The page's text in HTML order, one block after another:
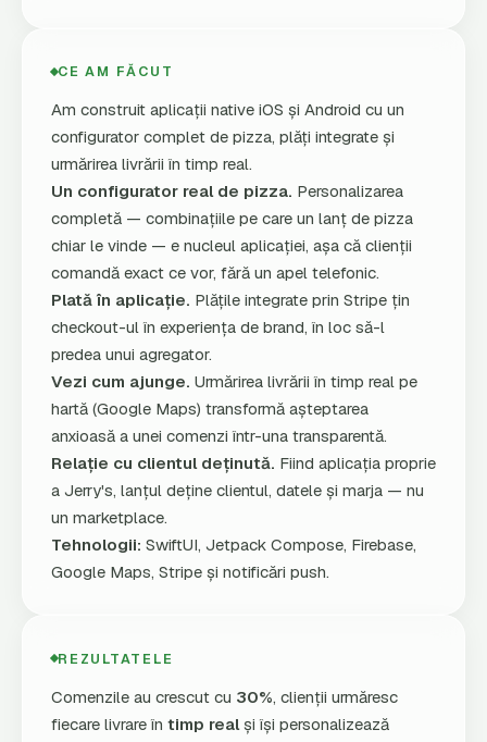
CE AM FĂCUT
Am construit aplicații native iOS și Android cu un
configurator complet de pizza, plăți integrate și
urmărirea livrării în timp real.
Un configurator real de pizza. Personalizarea
completă — combinațiile pe care un lanț de pizza
chiar le vinde — e nucleul aplicației, așa că clienții
comandă exact ce vor, fără un apel telefonic.
Plată în aplicație. Plățile integrate prin Stripe țin
checkout-ul în experiența de brand, în loc să-l
predea unui agregator.
Vezi cum ajunge. Urmărirea livrării în timp real pe
hartă (Google Maps) transformă așteptarea
anxioasă a unei comenzi într-una transparentă.
Relație cu clientul deținută. Fiind aplicația proprie
a Jerry's, lanțul deține clientul, datele și marja — nu
un marketplace.
Tehnologii: SwiftUI, Jetpack Compose, Firebase,
Google Maps, Stripe și notificări push.
REZULTATELE
Comenzile au crescut cu 30%, clienții urmăresc
fiecare livrare în timp real și își personalizează